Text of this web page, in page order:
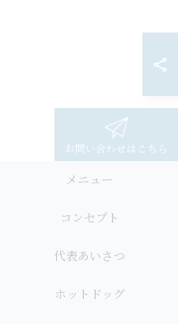
お問い合わせはこちら
メニュー
コンセプト
代表あいさつ
ホットドッグ